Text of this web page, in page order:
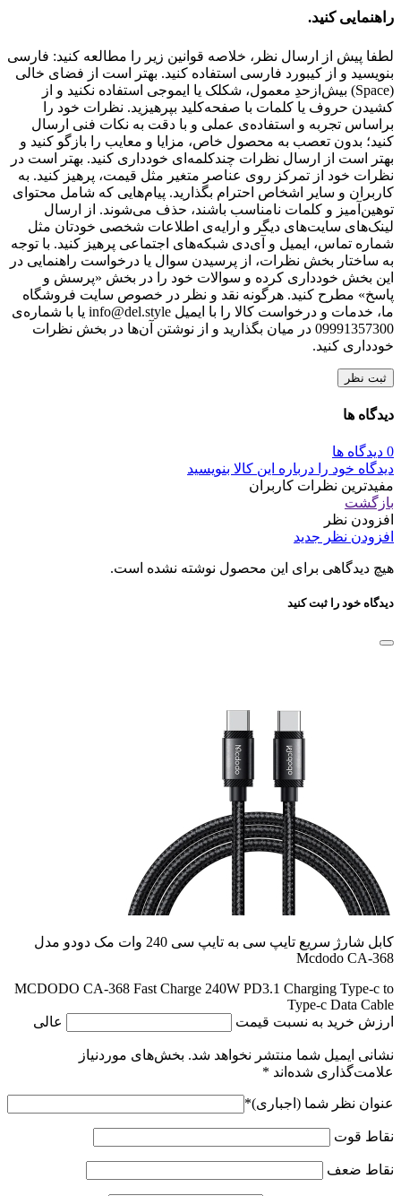
راهنمایی کنید.
لطفا پیش از ارسال نظر، خلاصه قوانین زیر را مطالعه کنید: فارسی
بنویسید و از کیبورد فارسی استفاده کنید. بهتر است از فضای خالی
(Space) بیش‌از‌حدِ معمول، شکلک یا ایموجی استفاده نکنید و از
کشیدن حروف یا کلمات با صفحه‌کلید بپرهیزید. نظرات خود را
براساس تجربه و استفاده‌ی عملی و با دقت به نکات فنی ارسال
کنید؛ بدون تعصب به محصول خاص، مزایا و معایب را بازگو کنید و
بهتر است از ارسال نظرات چندکلمه‌‌ای خودداری کنید. بهتر است در
نظرات خود از تمرکز روی عناصر متغیر مثل قیمت، پرهیز کنید. به
کاربران و سایر اشخاص احترام بگذارید. پیام‌هایی که شامل محتوای
توهین‌آمیز و کلمات نامناسب باشند، حذف می‌شوند. از ارسال
لینک‌های سایت‌های دیگر و ارایه‌ی اطلاعات شخصی خودتان مثل
شماره تماس، ایمیل و آی‌دی شبکه‌های اجتماعی پرهیز کنید. با توجه
به ساختار بخش نظرات، از پرسیدن سوال یا درخواست راهنمایی در
این بخش خودداری کرده و سوالات خود را در بخش «پرسش و
پاسخ» مطرح کنید. هرگونه نقد و نظر در خصوص سایت فروشگاه
ما، خدمات و درخواست کالا را با ایمیل info@del.style یا با شماره‌ی
09991357300 در میان بگذارید و از نوشتن آن‌ها در بخش نظرات
خودداری کنید.
ثبت نظر
دیدگاه ها
0 دیدگاه ها
دیدگاه خود را درباره این کالا بنویسید
مفیدترین نظرات کاربران
بازگشت
افزودن نظر
افزودن نظر جدید
هیچ دیدگاهی برای این محصول نوشته نشده است.
دیدگاه خود را ثبت کنید
کابل شارژ سریع تایپ سی به تایپ سی 240 وات مک دودو مدل
Mcdodo CA-368
MCDODO CA-368 Fast Charge 240W PD3.1 Charging Type-c to
Type-c Data Cable
ارزش خرید به نسبت قیمت
عالی
نشانی ایمیل شما منتشر نخواهد شد. بخش‌های موردنیاز
علامت‌گذاری شده‌اند *
عنوان نظر شما (اجباری)*
نقاط قوت
نقاط ضعف